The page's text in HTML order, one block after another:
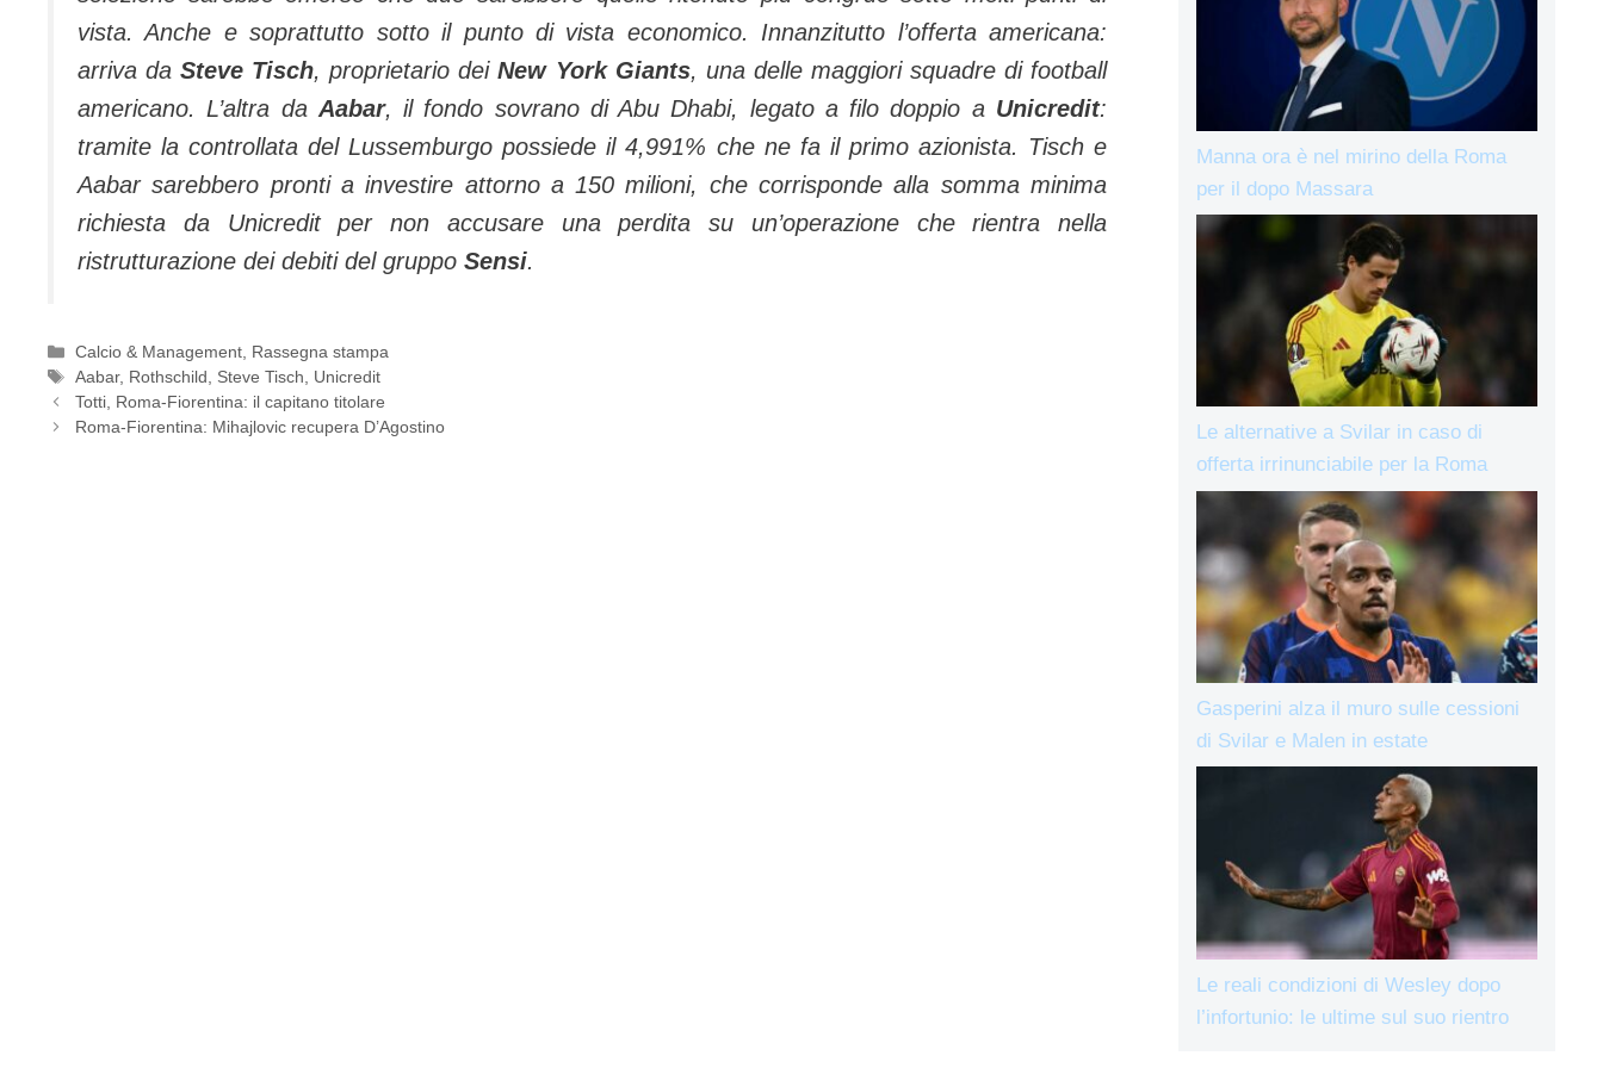
vista. Anche e soprattutto sotto il punto di vista economico. Innanzitutto l’offerta americana:
arriva daSteve Tisch, proprietario deiNew York Giants, una delle maggiori squadre di football
americano. L’altra da Aabar, il fondo sovrano di Abu Dhabi, legato a filo doppio a Unicredit:
tramite la controllata del Lussemburgo possiede il 4,991% che ne fa il primo azionista. Tisch e
Aabar sarebbero pronti a investire attorno a 150 milioni, che corrisponde alla somma minima
richiesta da Unicredit per non accusare una perdita su un’operazione che rientra nella
ristrutturazione dei debiti del gruppo Sensi.
Categorie
Calcio & Management, Rassegna stampa
Tag
Aabar, Rothschild, Steve Tisch, Unicredit
Totti, Roma-Fiorentina: il capitano titolare
Roma-Fiorentina: Mihajlovic recupera D’Agostino
Manna ora è nel mirino della Roma
per il dopo Massara
Le alternative a Svilar in caso di
offerta irrinunciabile per la Roma
Gasperini alza il muro sulle cessioni
di Svilar e Malen in estate
Le reali condizioni di Wesley dopo
l’infortunio: le ultime sul suo rientro